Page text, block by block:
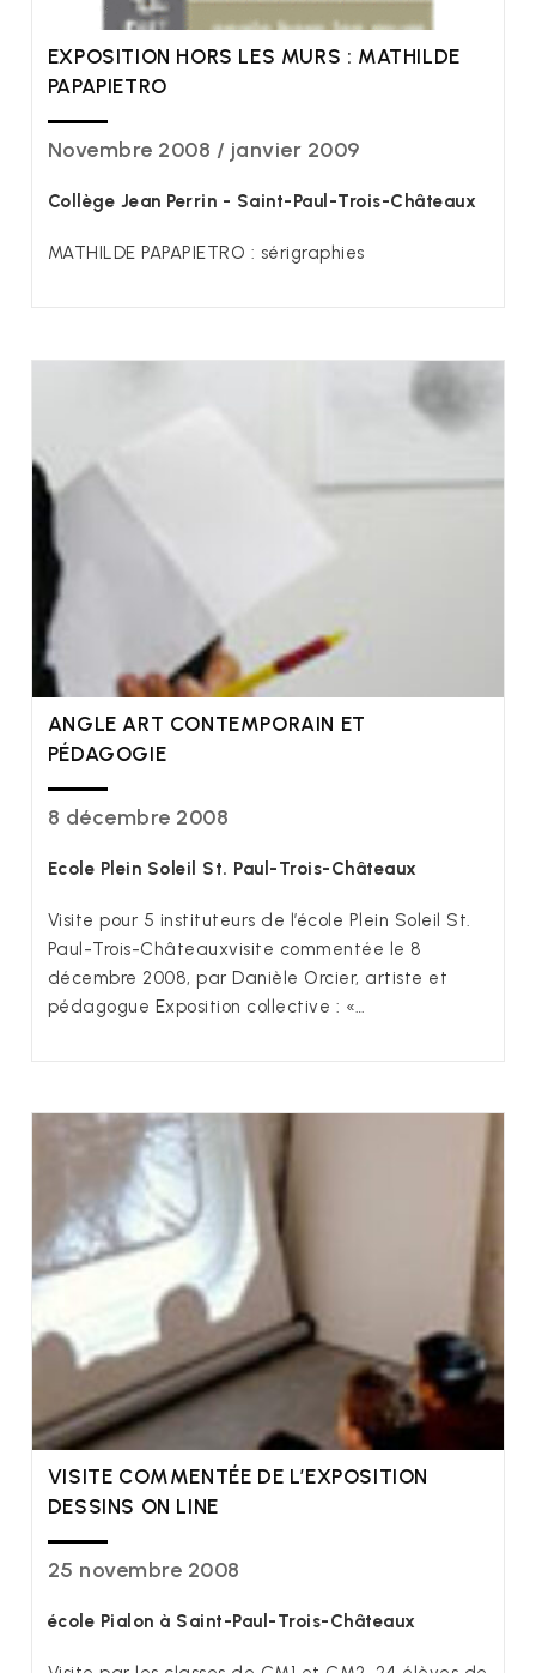
EXPOSITION HORS LES MURS : MATHILDE
PAPAPIETRO
Novembre 2008 / janvier 2009
Collège Jean Perrin - Saint-Paul-Trois-Châteaux
MATHILDE PAPAPIETRO : sérigraphies
ANGLE ART CONTEMPORAIN ET
PÉDAGOGIE
8 décembre 2008
Ecole Plein Soleil St. Paul-Trois-Châteaux
Visite pour 5 instituteurs de l’école Plein Soleil St.
Paul-Trois-Châteauxvisite commentée le 8
décembre 2008, par Danièle Orcier, artiste et
pédagogue Exposition collective : «…
VISITE COMMENTÉE DE L’EXPOSITION
DESSINS ON LINE
25 novembre 2008
école Pialon à Saint-Paul-Trois-Châteaux